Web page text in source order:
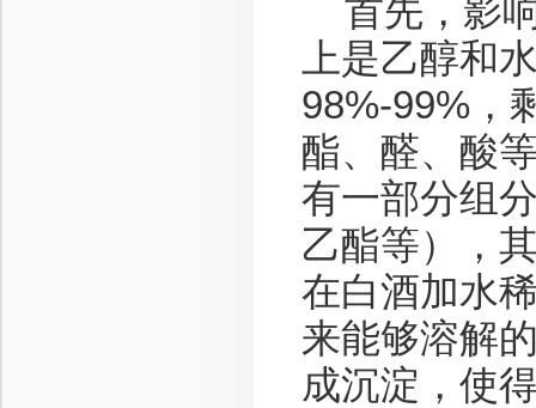
首先，影
上是乙醇和
98%-99%，
酯、醛、酸
有一部分组
乙酯等），
在白酒加水
来能够溶解
成沉淀，使